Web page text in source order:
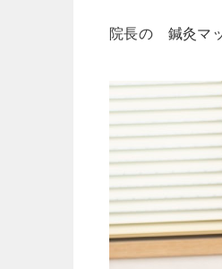
院長の 鍼灸マ